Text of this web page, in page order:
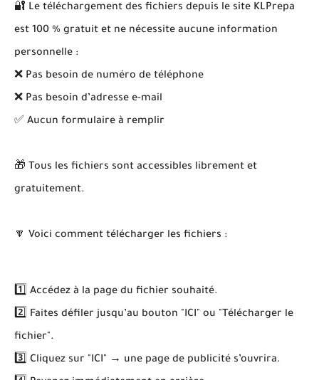
🔐 Le téléchargement des fichiers depuis le site KLPrepa
est 100 % gratuit et ne nécessite aucune information
personnelle :
❌ Pas besoin de numéro de téléphone
❌ Pas besoin d’adresse e-mail
✅ Aucun formulaire à remplir
🎁 Tous les fichiers sont accessibles librement et
gratuitement.
🔽 Voici comment télécharger les fichiers :
1️⃣ Accédez à la page du fichier souhaité.
2️⃣ Faites défiler jusqu’au bouton "ICI" ou "Télécharger le
fichier".
3️⃣ Cliquez sur "ICI" → une page de publicité s’ouvrira.